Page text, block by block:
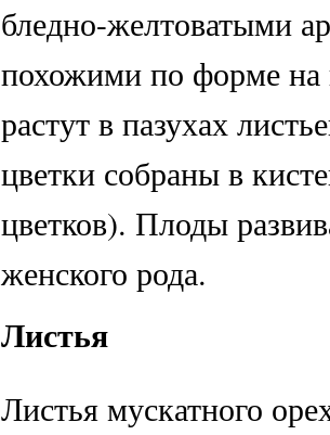
бледно-желтоватыми
похожими по форме на
растут в пазухах
цветки собраны в
цветков). Плоды
женского рода.
Листья
Листья мускатного